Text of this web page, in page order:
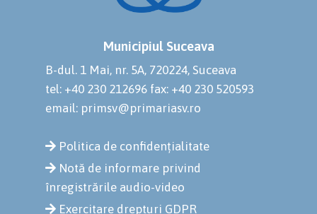
Municipiul Suceava
B-dul. 1 Mai, nr. 5A, 720224, Suceava
tel: +40 230 212696 fax: +40 230 520593
email: primsv@primariasv.ro
Politica de confidențialitate
Notă de informare privind
înregistrările audio-video
Exercitare drepturi GDPR